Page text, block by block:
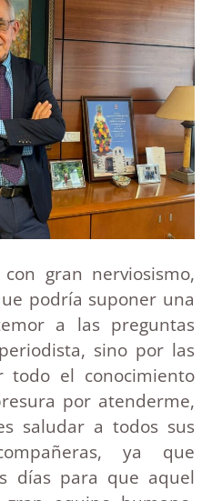
gran nerviosismo,
podría suponer una
a las preguntas
sino por las
todo el conocimiento
por atenderme,
saludar a todos sus
ya que
días para que aquel